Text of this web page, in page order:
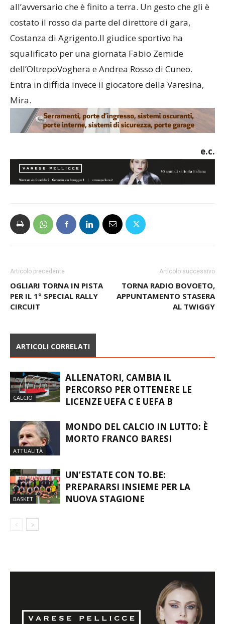
all’avversario che è finito a terra. Un gesto che gli è
costato il rosso da parte del direttore di gara,
Costanza di Agrigento.Il giudice sportivo ha
squalificato per una giornata Fabio Zemide
dell’OltrepoVoghera e Andrea Rosso di Cuneo.
Entra in diffida invece il giocatore della Varesina,
Mira.
e.c.
Articolo precedente
OGLIARI TORNA IN PISTA
Articolo successivo
TORNA RADIO BOVOETO,
ALLENATORI, CAMBIA IL
PERCORSO PER OTTENERE LE
ATTUALITÀ
MONDO DEL CALCIO IN LUTTO: È
BASKET
UN’ESTATE CON TO.BE:
PREPARARSI INSIEME PER LA